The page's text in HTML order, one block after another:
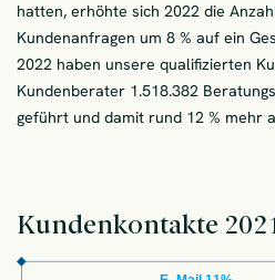
hatten, erhöhte sich 2022 die
Kundenanfragen um 8 % auf ein
2022 haben unsere qualifizierten
Kundenberater 1.518.382
geführt und damit rund 12 % mehr
Kundenkontakte